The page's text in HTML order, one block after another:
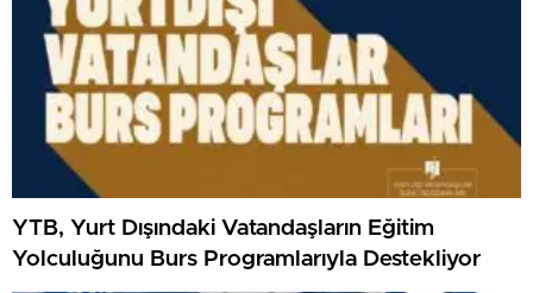
YTB, Yurt Dışındaki Vatandaşların Eğitim
Yolculuğunu Burs Programlarıyla Destekliyor